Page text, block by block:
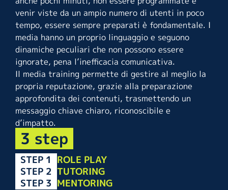
venir viste da un ampio numero di utenti in poco
tempo, essere sempre preparati è fondamentale. I
media hanno un proprio linguaggio e seguono
dinamiche peculiari che non possono essere
ignorate, pena l’inefficacia comunicativa.
Il media training permette di gestire al meglio la
propria reputazione, grazie alla preparazione
approfondita dei contenuti, trasmettendo un
messaggio chiave chiaro, riconoscibile e
d’impatto.
3 step
STEP 1 ROLE PLAY
STEP 2 TUTORING
STEP 3 MENTORING